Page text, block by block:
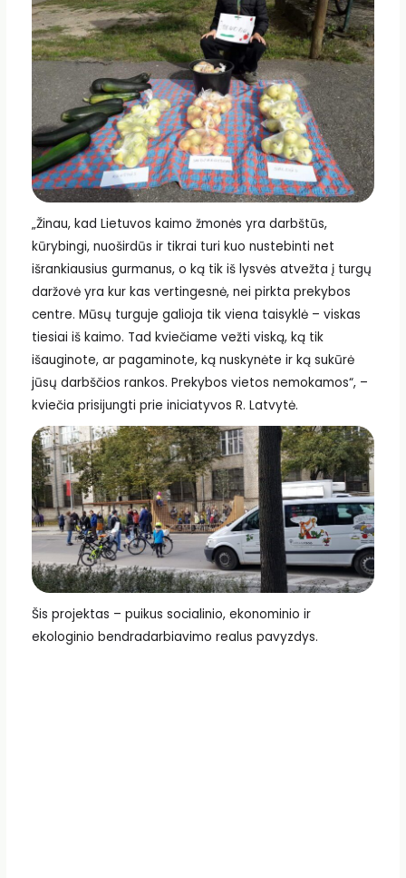
„Žinau, kad Lietuvos kaimo žmonės yra darbštūs,
kūrybingi, nuoširdūs ir tikrai turi kuo nustebinti net
išrankiausius gurmanus, o ką tik iš lysvės atvežta į turgų
daržovė yra kur kas vertingesnė, nei pirkta prekybos
centre. Mūsų turguje galioja tik viena taisyklė – viskas
tiesiai iš kaimo. Tad kviečiame vežti viską, ką tik
išauginote, ar pagaminote, ką nuskynėte ir ką sukūrė
jūsų darbščios rankos. Prekybos vietos nemokamos“, –
kviečia prisijungti prie iniciatyvos R. Latvytė.
Šis projektas – puikus socialinio, ekonominio ir
ekologinio bendradarbiavimo realus pavyzdys.